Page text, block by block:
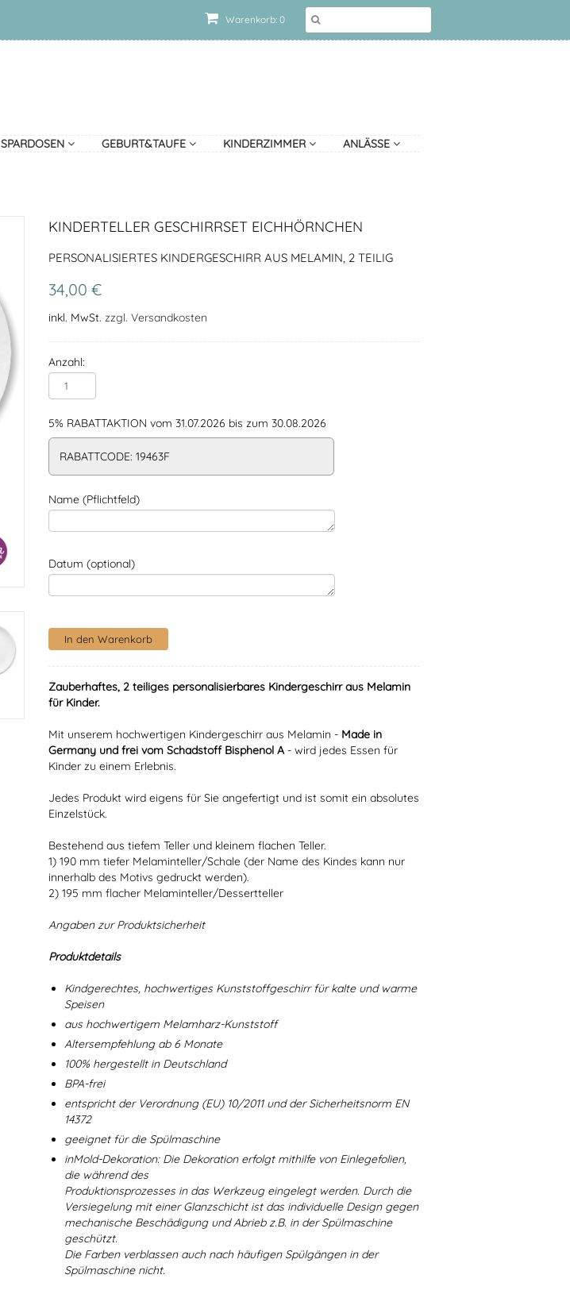
Warenkorb: 0
SPARDOSEN GEBURT&TAUFE KINDERZIMMER ANLÄSSE
KINDERTELLER GESCHIRRSET EICHHÖRNCHEN
PERSONALISIERTES KINDERGESCHIRR AUS MELAMIN, 2 TEILIG
34,00 €
inkl. MwSt. zzgl. Versandkosten
Anzahl:
5% RABATTAKTION vom 31.07.2026 bis zum 30.08.2026
RABATTCODE: 19463F
Name (Pflichtfeld)
Datum (optional)
Zauberhaftes, 2 teiliges personalisierbares Kindergeschirr aus Melamin
für Kinder.
Mit unserem hochwertigen Kindergeschirr aus Melamin - Made in
Germany und frei vom Schadstoff Bisphenol A- wird jedes Essen für
Kinder zu einem Erlebnis.
Jedes Produkt wird eigens für Sie angefertigt und ist somit ein absolutes
Einzelstück.
Bestehend aus tiefem Teller und kleinem flachen Teller.
1) 190 mm tiefer Melaminteller/Schale (der Name des Kindes kann nur
innerhalb des Motivs gedruckt werden).
2) 195 mm flacher Melaminteller/Dessertteller
Angaben zur Produktsicherheit
Produktdetails
Kindgerechtes, hochwertiges Kunststoffgeschirr für kalte und warme
Speisen
aus hochwertigem Melamharz-Kunststoff
Altersempfehlung ab 6 Monate
100% hergestellt in Deutschland
BPA-frei
entspricht der Verordnung (EU) 10/2011 und der Sicherheitsnorm EN
14372
geeignet für die Spülmaschine
inMold-Dekoration: Die Dekoration erfolgt mithilfe von Einlegefolien,
die während des
Produktionsprozesses in das Werkzeug eingelegt werden. Durch die
Versiegelung mit einer Glanzschicht ist das individuelle Design gegen
mechanische Beschädigung und Abrieb z.B. in der Spülmaschine
geschützt.
Die Farben verblassen auch nach häufigen Spülgängen in der
Spülmaschine nicht.